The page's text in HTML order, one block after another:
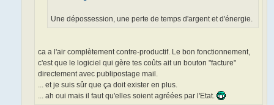
Une dépossession, une perte de temps d'argent et d'énergie.
ca a l'air complètement contre-productif. Le bon fonctionnement,
c'est que le logiciel qui gère tes coûts ait un bouton "facture"
directement avec publipostage mail.
... et je suis sûr que ça doit exister en plus.
... ah oui mais il faut qu'elles soient agréées par l'Etat.